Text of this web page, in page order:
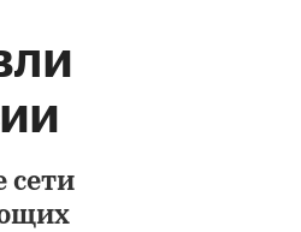
сети